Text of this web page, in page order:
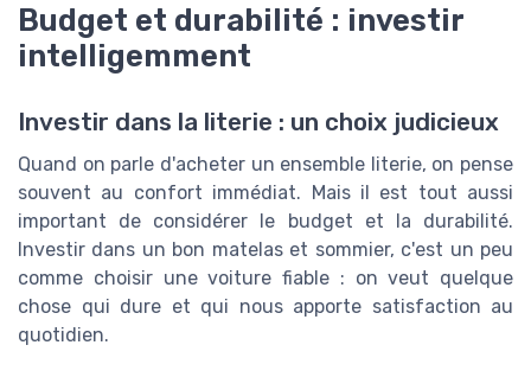
Budget et durabilité : investir
intelligemment
Investir dans la literie : un choix judicieux
Quand on parle d'acheter un ensemble literie, on pense
souvent au confort immédiat. Mais il est tout aussi
important de considérer le budget et la durabilité.
Investir dans un bon matelas et sommier, c'est un peu
comme choisir une voiture fiable : on veut quelque
chose qui dure et qui nous apporte satisfaction au
quotidien.